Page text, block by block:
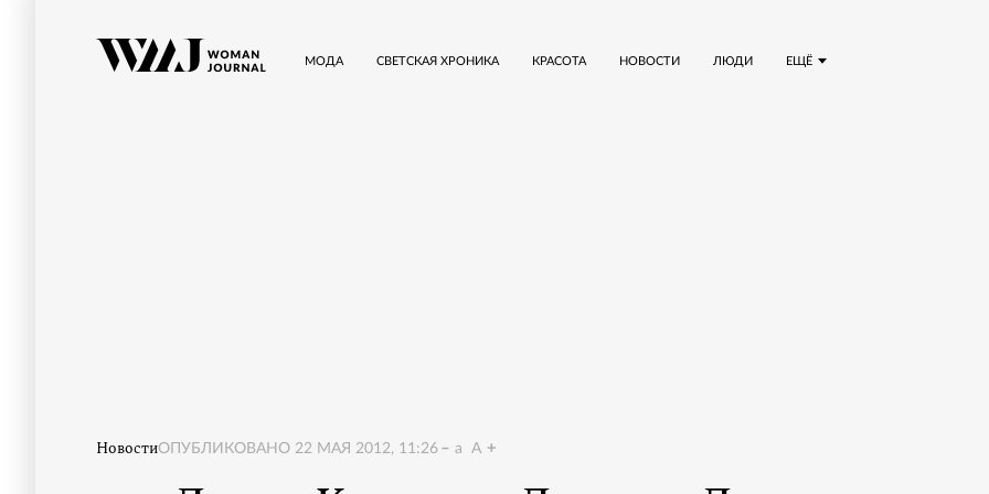
ЕЩЁ
МОДА СВЕТСКАЯ ХРОНИКА КРАСОТА НОВОСТИ ЛЮДИ
НовостиОПУБЛИКОВАНО 22 МАЯ 2012, 11:26 a A